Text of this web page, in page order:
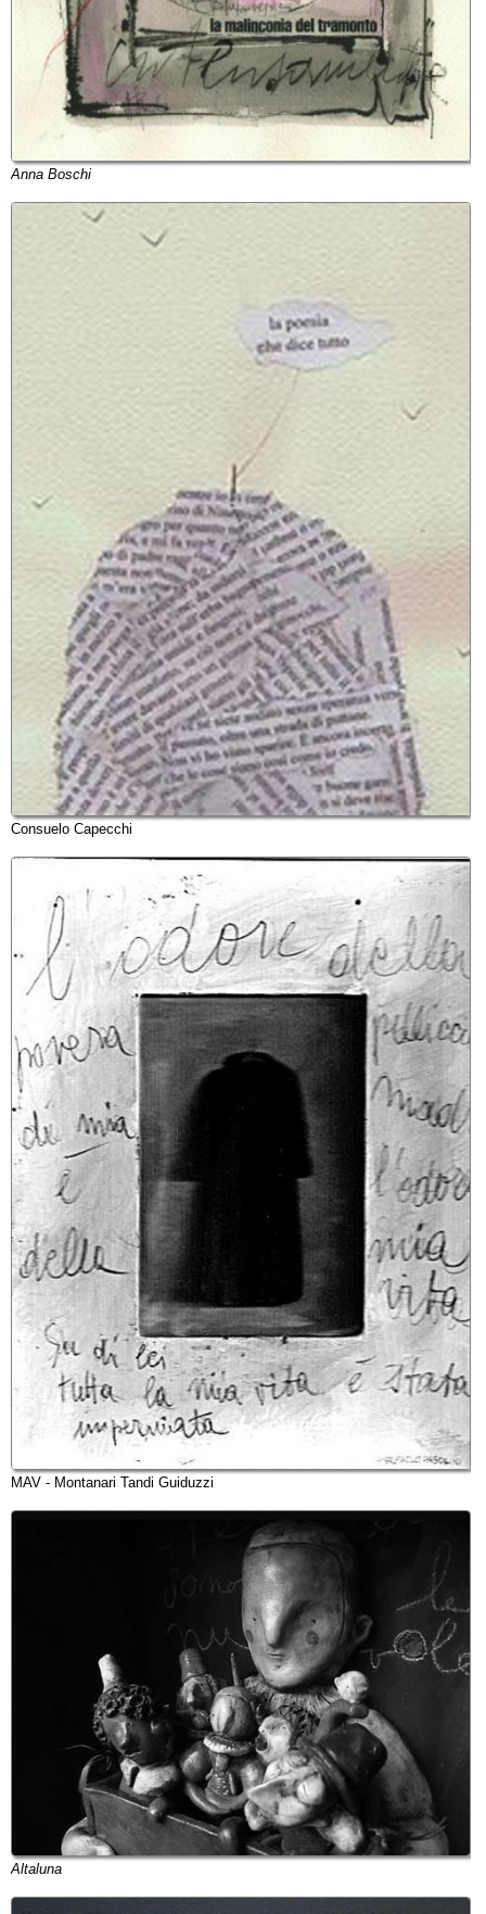
Anna Boschi
Consuelo Capecchi
MAV - Montanari Tandi Guiduzzi
Altaluna